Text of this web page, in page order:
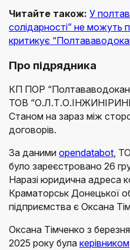
Читайте також: У
солідарності” не можуть
критикує
Про підрядника
КП ПОР
ТОВ
Станом на зараз між
договорів.
За даними opendatabot,
було зареєстровано 26
Наразі юридична адреса
Краматорськ Донецької
підприємства є Оксана
Оксана Тімченко з
2025 року була керівником